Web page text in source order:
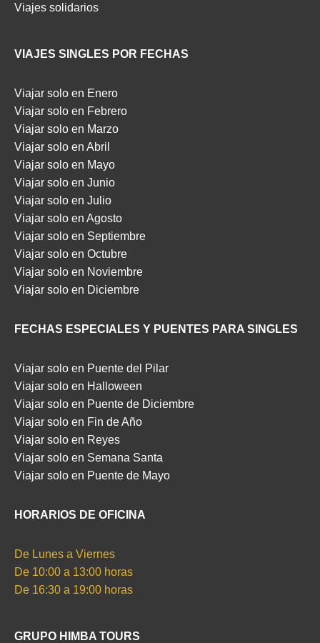
Viajes solidarios
VIAJES SINGLES POR FECHAS
Viajar solo en Enero
Viajar solo en Febrero
Viajar solo en Marzo
Viajar solo en Abril
Viajar solo en Mayo
Viajar solo en Junio
Viajar solo en Julio
Viajar solo en Agosto
Viajar solo en Septiembre
Viajar solo en Octubre
Viajar solo en Noviembre
Viajar solo en Diciembre
FECHAS ESPECIALES Y PUENTES PARA SINGLES
Viajar solo en Puente del Pilar
Viajar solo en Halloween
Viajar solo en Puente de Diciembre
Viajar solo en Fin de Año
Viajar solo en Reyes
Viajar solo en Semana Santa
Viajar solo en Puente de Mayo
HORARIOS DE OFICINA
De Lunes a Viernes
De 10:00 a 13:00 horas
De 16:30 a 19:00 horas
GRUPO HIMBA TOURS